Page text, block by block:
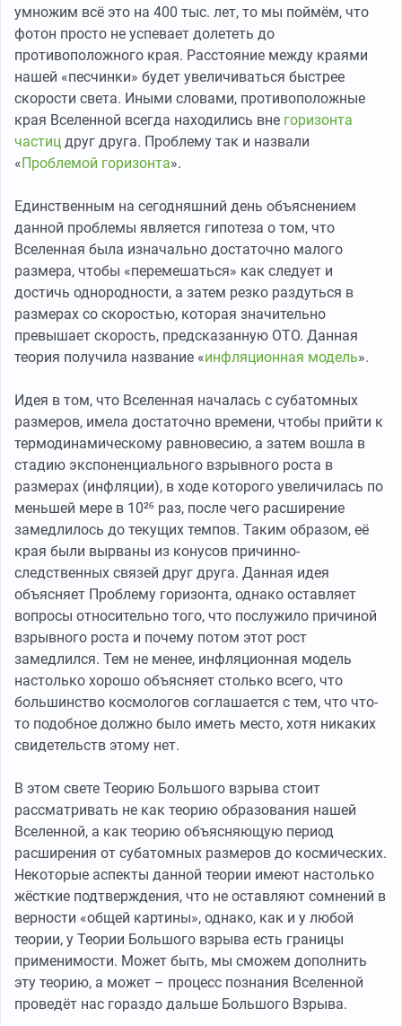
умножим всё это на 400 тыс. лет, то мы поймём, что
фотон просто не успевает долететь до
противоположного края. Расстояние между краями
нашей «песчинки» будет увеличиваться быстрее
скорости света. Иными словами, противоположные
края Вселенной всегда находились вне горизонта
частиц друг друга. Проблему так и назвали
«Проблемой горизонта».
Единственным на сегодняшний день объяснением
данной проблемы является гипотеза о том, что
Вселенная была изначально достаточно малого
размера, чтобы «перемешаться» как следует и
достичь однородности, а затем резко раздуться в
размерах со скоростью, которая значительно
превышает скорость, предсказанную ОТО. Данная
теория получила название «инфляционная модель».
Идея в том, что Вселенная началась с субатомных
размеров, имела достаточно времени, чтобы прийти к
термодинамическому равновесию, а затем вошла в
стадию экспоненциального взрывного роста в
размерах (инфляции), в ходе которого увеличилась по
меньшей мере в 10²⁶ раз, после чего расширение
замедлилось до текущих темпов. Таким образом, её
края были вырваны из конусов причинно-
следственных связей друг друга. Данная идея
объясняет Проблему горизонта, однако оставляет
вопросы относительно того, что послужило причиной
взрывного роста и почему потом этот рост
замедлился. Тем не менее, инфляционная модель
настолько хорошо объясняет столько всего, что
большинство космологов соглашается с тем, что что-
то подобное должно было иметь место, хотя никаких
свидетельств этому нет.
В этом свете Теорию Большого взрыва стоит
рассматривать не как теорию образования нашей
Вселенной, а как теорию объясняющую период
расширения от субатомных размеров до космических.
Некоторые аспекты данной теории имеют настолько
жёсткие подтверждения, что не оставляют сомнений в
верности «общей картины», однако, как и у любой
теории, у Теории Большого взрыва есть границы
применимости. Может быть, мы сможем дополнить
эту теорию, а может – процесс познания Вселенной
проведёт нас гораздо дальше Большого Взрыва.